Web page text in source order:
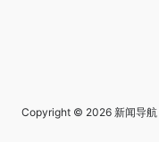
Copyright © 2026 新闻导航